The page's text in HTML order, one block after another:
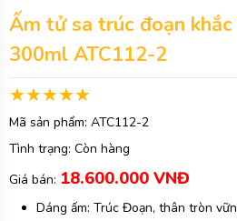
Ấm tử sa trúc đoạn
300ml ATC112-2
Mã sản phẩm: ATC112-2
Tình trạng: Còn hàng
Giá bán: 18.600.000 VNĐ
Dáng ấm: Trúc Đoạn, thân tròn